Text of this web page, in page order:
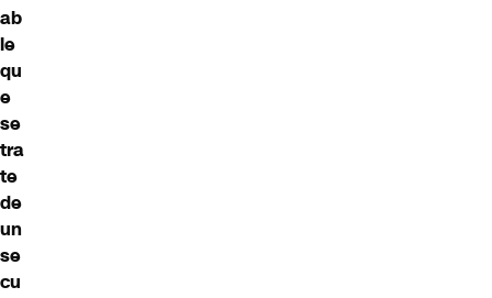
ab
le
qu
e
se
tra
te
de
un
se
cu